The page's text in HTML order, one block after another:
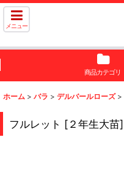
メニュー
商品カテゴリ
ホーム > バラ > デルバールローズ >
フルレット [２年生大苗]